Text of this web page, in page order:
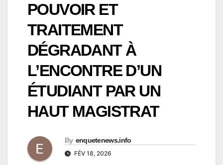
POUVOIR ET
TRAITEMENT
DÉGRADANT À
L’ENCONTRE D’UN
ÉTUDIANT PAR UN
HAUT MAGISTRAT
By enquetenews.info
FÉV 18, 2026